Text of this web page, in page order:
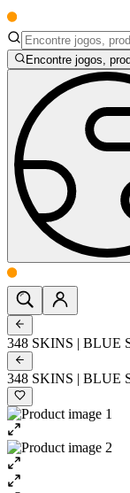
Encontre jogos,
348 SKINS | BLUE
348 SKINS | BLUE